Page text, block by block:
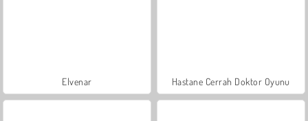
Elvenar Hastane Cerrah Doktor Oyunu